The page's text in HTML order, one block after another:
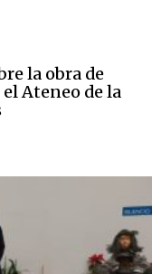
la obra de
Ateneo de la